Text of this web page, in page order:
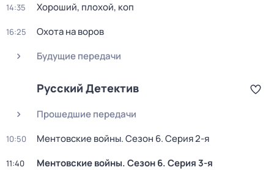
14:35 Хороший, плохой, коп
16:25
Охота на воров
Будущие передачи
Русский Детектив
Прошедшие передачи
10:50 Ментовские войны. Сезон 6. Серия 2-я
11:40 Ментовские войны. Сезон 6. Серия 3-я